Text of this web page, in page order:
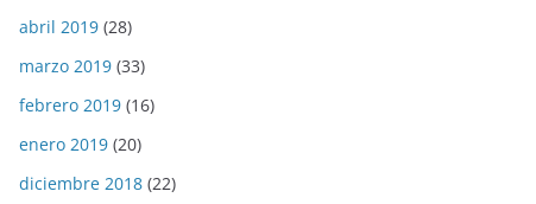
abril 2019 (28)
marzo 2019 (33)
febrero 2019 (16)
enero 2019 (20)
diciembre 2018 (22)